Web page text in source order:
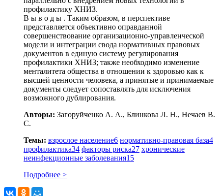
профилактику ХНИЗ.
В ы в о д ы . Таким образом, в перспективе
представляется объективно оправданной
совершенствование организационно-управленческой
модели и интеграции свода нормативных правовых
документов в единую систему регулирования
профилактики ХНИЗ; также необходимо изменение
менталитета общества в отношении к здоровью как к
высшей ценности человека, а принятые и принимаемые
документы следует сопоставлять для исключения
возможного дублирования.
Авторы: Загоруйченко А. А., Блинкова Л. Н., Нечаев В.
С.
Темы: взрослое население6 нормативно-правовая база4
профилактика34 факторы риска27 хронические
неинфекционные заболевания15
Подробнее >